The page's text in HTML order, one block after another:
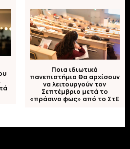
Ποια ιδιωτικά
πανεπιστήμια θα αρχίσουν
να λειτουργούν τον
Σεπτέμβριο μετά το
«πράσινο φως» από το ΣτΕ